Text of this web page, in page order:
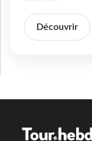
Découvrir